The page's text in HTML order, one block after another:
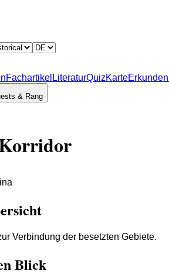
Fachartikel LiteraturQuizKarteErkunden
& Rang
Verbindung der besetzten Gebiete.
Blick